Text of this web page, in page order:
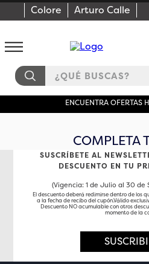
Colore Arturo Calle
¿QUÉ BUSCAS?
ENCUENTRA OFERTAS
COMPLETA
SUSCRÍBETE AL
DESCUENTO EN TU
(Vigencia: 1 de Julio al 30 de
El descuento deberá redimirse dentro de los
a la fecha de recibo del cupón.Válido
Descuento NO acumulable con otros
momento de la